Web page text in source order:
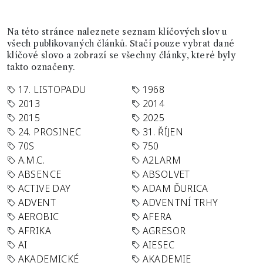
Na této stránce naleznete seznam klíčových slov u
všech publikovaných článků. Stačí pouze vybrat dané
klíčové slovo a zobrazí se všechny články, které byly
takto označeny.
17. LISTOPADU
1968
2013
2014
2015
2025
24. PROSINEC
31. ŘÍJEN
70S
750
A.M.C.
A2LARM
ABSENCE
ABSOLVET
ACTIVE DAY
ADAM ĎURICA
ADVENT
ADVENTNÍ TRHY
AEROBIC
AFERA
AFRIKA
AGRESOR
AI
AIESEC
AKADEMICKÉ
AKADEMIE